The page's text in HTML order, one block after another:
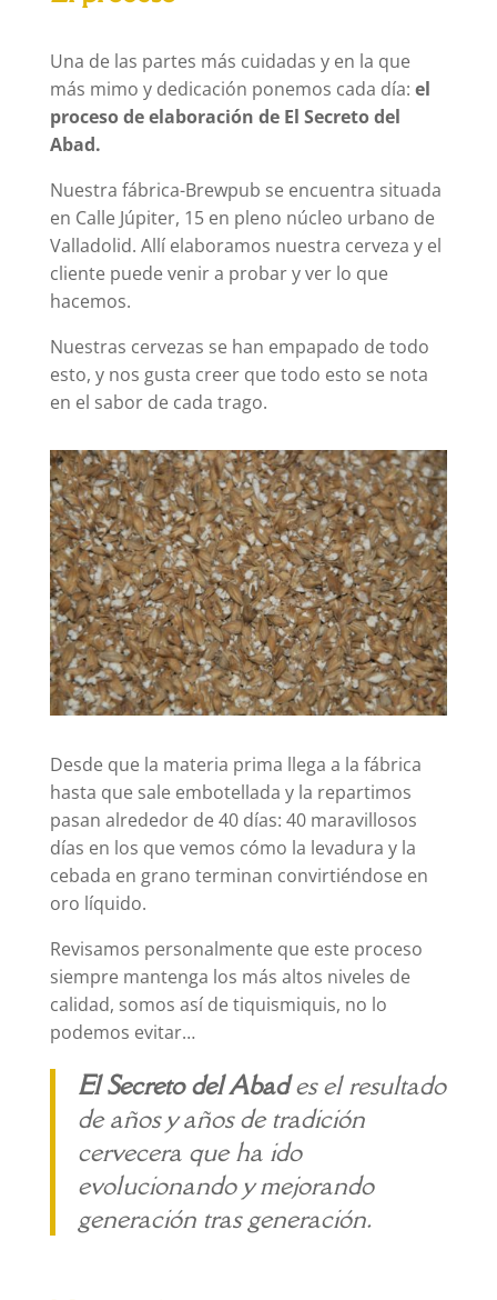
Una de las partes más cuidadas y en la que
más mimo y dedicación ponemos cada día: el
proceso de elaboración de El Secreto del
Abad.
Nuestra fábrica-Brewpub se encuentra situada
en Calle Júpiter, 15 en pleno núcleo urbano de
Valladolid. Allí elaboramos nuestra cerveza y el
cliente puede venir a probar y ver lo que
hacemos.
Nuestras cervezas se han empapado de todo
esto, y nos gusta creer que todo esto se nota
en el sabor de cada trago.
Desde que la materia prima llega a la fábrica
hasta que sale embotellada y la repartimos
pasan alrededor de 40 días: 40 maravillosos
días en los que vemos cómo la levadura y la
cebada en grano terminan convirtiéndose en
oro líquido.
Revisamos personalmente que este proceso
siempre mantenga los más altos niveles de
calidad, somos así de tiquismiquis, no lo
podemos evitar…
El Secreto del Abades el resultado
de años y años de tradición
cervecera que ha ido
evolucionando y mejorando
generación tras generación.